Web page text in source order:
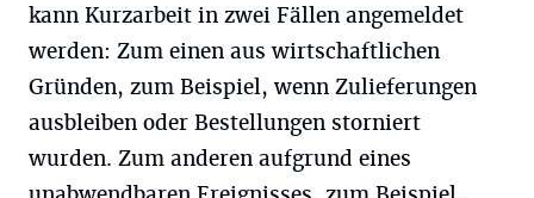
kann Kurzarbeit in zwei Fällen angemeldet
werden: Zum einen aus wirtschaftlichen
Gründen, zum Beispiel, wenn Zulieferungen
ausbleiben oder Bestellungen storniert
wurden. Zum anderen aufgrund eines